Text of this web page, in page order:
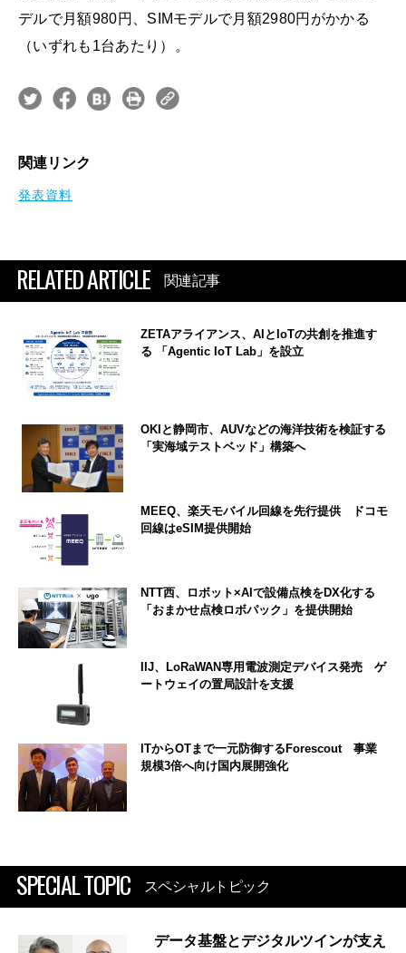
デルで月額980円、SIMモデルで月額2980円がかかる
（いずれも1台あたり）。
関連リンク
発表資料
RELATED ARTICLE 関連記事
ZETAアライアンス、AIとIoTの共創を推進す
る 「Agentic IoT Lab」を設立
OKIと静岡市、AUVなどの海洋技術を検証する
「実海域テストベッド」構築へ
MEEQ、楽天モバイル回線を先行提供 ドコモ
回線はeSIM提供開始
NTT西、ロボット×AIで設備点検をDX化する
「おまかせ点検ロボパック」を提供開始
IIJ、LoRaWAN専用電波測定デバイス発売 ゲ
ートウェイの置局設計を支援
ITからOTまで一元防御するForescout 事業
規模3倍へ向け国内展開強化
SPECIAL TOPIC スペシャルトピック
データ基盤とデジタルツインが支え